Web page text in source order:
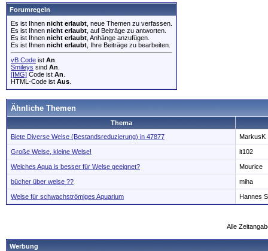
Forumregeln
Es ist Ihnen nicht erlaubt , neue Themen zu verfassen.
Es ist Ihnen nicht erlaubt , auf Beiträge zu antworten.
Es ist Ihnen nicht erlaubt , Anhänge anzufügen.
Es ist Ihnen nicht erlaubt , Ihre Beiträge zu bearbeiten.
vB Code ist An
Smileys sind An
[IMG] Code ist An
HTML-Code ist Aus
Ähnliche Themen
Thema
Biete Diverse Welse (Bestandsreduzierung) in 47877
MarkusK
Große Welse, kleine Welse! it102
Welches Aqua is besser für Welse geeignet? Mourice
bücher über welse ?? miha
Welse für schwachströmiges Aquarium Hannes
Alle
Werbung